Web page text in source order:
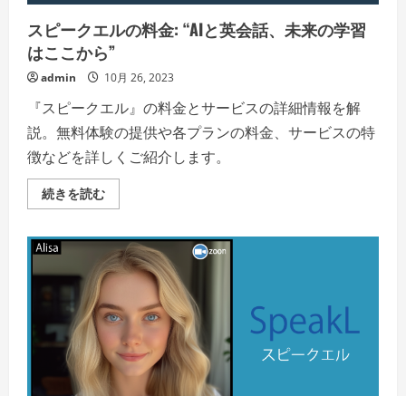
を
ご
覧
く
だ
さ
い
スピークエルの料金: “AIと英会話、未来の学習
はここから”
admin 10月 26, 2023
『スピークエル』の料金とサービスの詳細情報を解
説。無料体験の提供や各プランの料金、サービスの特
徴などを詳しくご紹介します。
続きを読むス
ピ
エ
ル
の
料
“AI
と
英
会
話、
未
来